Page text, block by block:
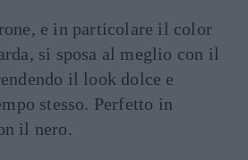
e in particolare il color
si sposa al meglio con il
il look dolce e
stesso. Perfetto in
il nero.